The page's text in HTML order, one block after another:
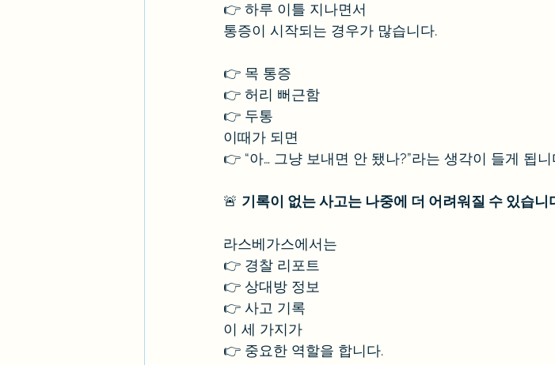
👉 하루 이틀 지나면서
통증이 시작되는 경우가 많습니다.
👉 목 통증
👉 허리 뻐근함
👉 두통
이때가 되면
👉 “아… 그냥 보내면 안 됐나?”라는 생각이 들게 됩니
🚨 기록이 없는 사고는 나중에 더 어려워질 수 있습니
라스베가스에서는
👉 경찰 리포트
👉 상대방 정보
👉 사고 기록
이 세 가지가
👉 중요한 역할을 합니다.